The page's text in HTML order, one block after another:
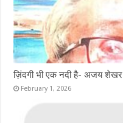
ज़िंदगी भी एक नदी है- अजय शेखर
February 1, 2026